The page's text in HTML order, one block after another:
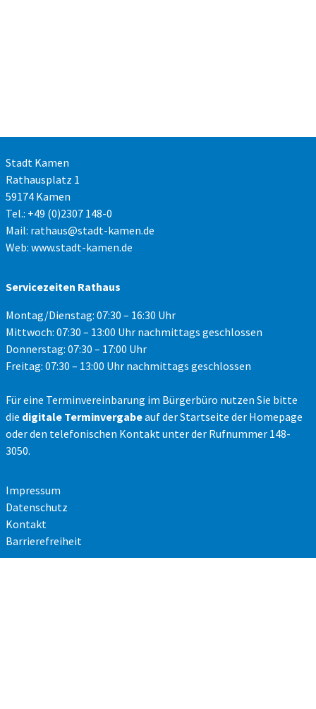
Stadt Kamen
Rathausplatz 1
59174 Kamen
Tel.: +49 (0)2307 148-0
Mail: rathaus@stadt-kamen.de
Web: www.stadt-kamen.de
Servicezeiten Rathaus
Montag/Dienstag: 07:30 – 16:30 Uhr
Mittwoch: 07:30 – 13:00 Uhr nachmittags geschlossen
Donnerstag: 07:30 – 17:00 Uhr
Freitag: 07:30 – 13:00 Uhr nachmittags geschlossen
Für eine Terminvereinbarung im Bürgerbüro nutzen Sie bitte
die digitale Terminvergabeauf der Startseite der Homepage
oder den telefonischen Kontakt unter der Rufnummer 148-
3050.
Impressum
Datenschutz
Kontakt
Barrierefreiheit